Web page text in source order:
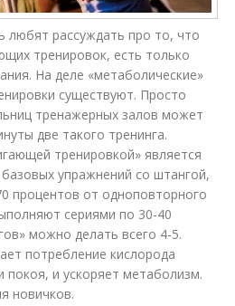
любят рассуждать про то, что
тренировок, есть только
На деле «метаболические»
существуют. Просто
тренажерных залов может
две такого тренинга.
тренировкой» является
упражнений со штангой,
процентов от одноповторного
сериями по 30-40
можно делать всего 4-5.
потребление кислорода
покоя, и ускоряет метаболизм.
новичков.